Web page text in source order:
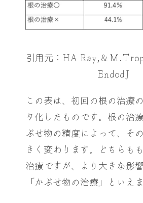
引用元：HA Ray,＆
EndodJ
この表は、初回の根の治療
タ化したものです。根の治
ぶせ物の精度によって、そ
きく変わります。どちらも
治療ですが、より大きな影
「かぶせ物の治療」といえま